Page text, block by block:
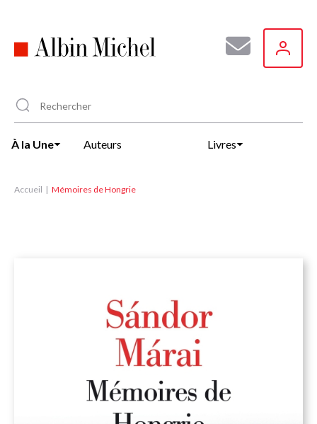
principal
À la Une Auteurs Livres
Accueil Mémoires de Hongrie